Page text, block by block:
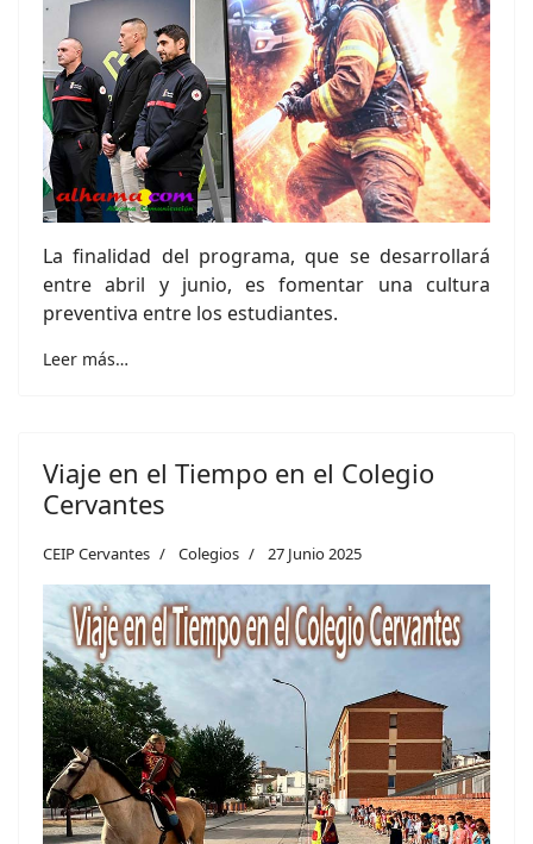
La finalidad del programa, que se desarrollará
entre abril y junio, es fomentar una cultura
preventiva entre los estudiantes.
Leer más…
Viaje en el Tiempo en el Colegio
Cervantes
CEIP Cervantes Colegios 27 Junio 2025